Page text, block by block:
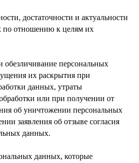
достаточности и актуальности
по отношению к целям их
обезличивание персональных
их раскрытия при
данных, утраты
или при получении от
об уничтожении персональных
заявления об отзыве согласия
данных.
данных, которые